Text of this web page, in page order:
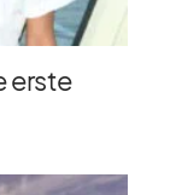
erste